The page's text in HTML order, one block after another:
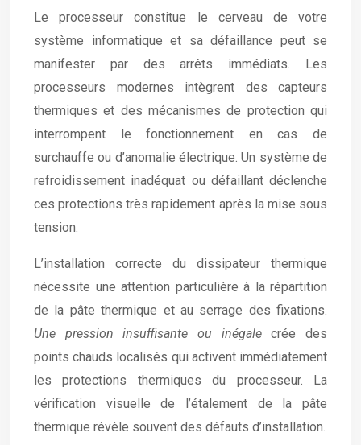
Le processeur constitue le cerveau de votre
système informatique et sa défaillance peut se
manifester par des arrêts immédiats. Les
processeurs modernes intègrent des capteurs
thermiques et des mécanismes de protection qui
interrompent le fonctionnement en cas de
surchauffe ou d’anomalie électrique. Un système de
refroidissement inadéquat ou défaillant déclenche
ces protections très rapidement après la mise sous
tension.
L’installation correcte du dissipateur thermique
nécessite une attention particulière à la répartition
de la pâte thermique et au serrage des fixations.
Une pression insuffisante ou inégalecrée des
points chauds localisés qui activent immédiatement
les protections thermiques du processeur. La
vérification visuelle de l’étalement de la pâte
thermique révèle souvent des défauts d’installation.